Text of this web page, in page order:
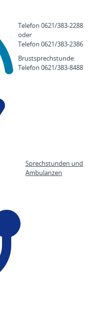
Telefon 0621/383-2288
oder
Telefon 0621/383-2386
Brustsprechstunde:
Telefon 0621/383-8488
Sprechstunden und
Ambulanzen